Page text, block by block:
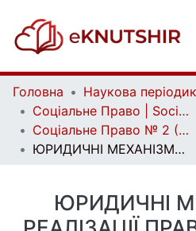
Головна
Соціальне Право | Social Law
Соціальне Право № 2 (2022)
ЮРИДИЧНІ МЕХАНІЗМИ РЕАЛІЗАЦІЇ ПРАВА НА ПРАЦЮ ВИПУСКНИКАМИ ПЕДАГОГІЧНИХ ЗАКЛАДІВ ВИЩОЇ ОСВІТИ В УМОВАХ ДИСТАНЦІЙНОЇ ОРГАНІЗАЦІЇ НАВЧАННЯ І ПРАЦІ
ЮРИДИЧНІ